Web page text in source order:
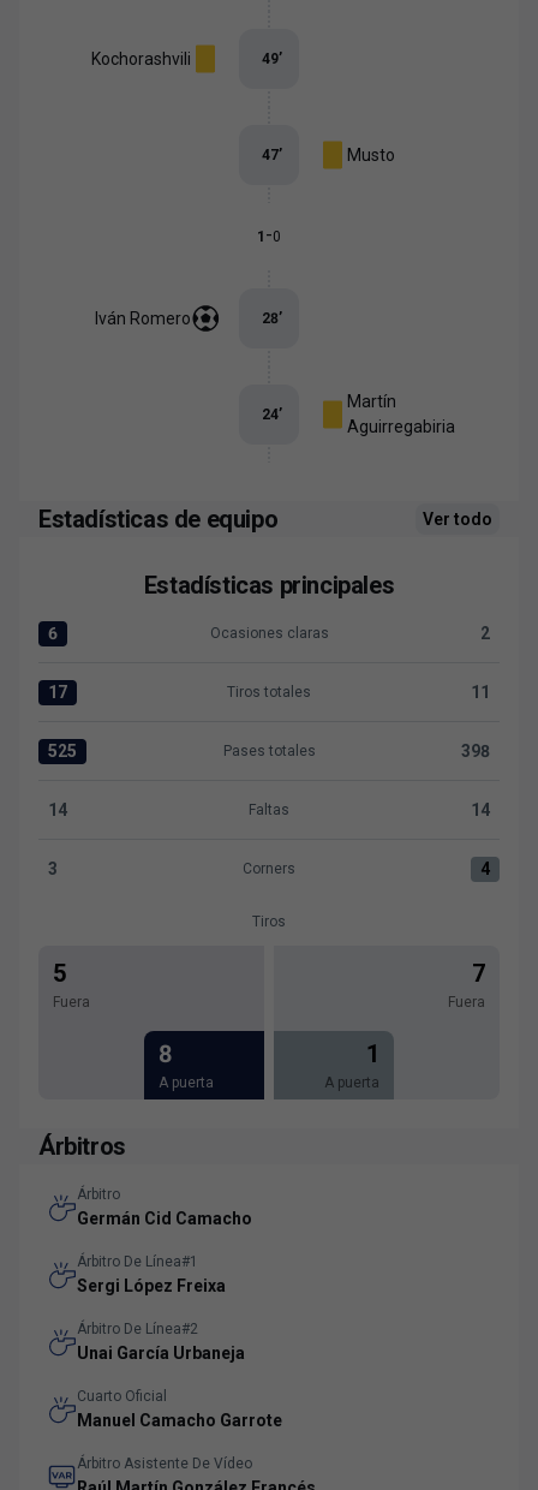
Kochorashvili 49’
Musto
47’
1 -0
Iván Romero 28’
Martín
Aguirregabiria
24’
Estadísticas de equipo Ver todo
Estadísticas principales
Ocasiones claras:Levante UD 6 versus FC Cartagena 2
6 Ocasiones claras 2
Tiros totales:Levante UD 17 versus FC Cartagena 11
17 Tiros totales 11
Pases totales:Levante UD 525 versus FC Cartagena 398
525 Pases totales 398
Faltas:Levante UD 14 versus FC Cartagena 14
14 Faltas 14
Corners:Levante UD 3 versus FC Cartagena 4
3 Corners 4
Tiros
5
Fuera
8
A puerta
7
Fuera
1
A puerta
Árbitros
Árbitro
Germán Cid Camacho
Árbitro De Línea#1
Sergi López Freixa
Árbitro De Línea#2
Unai García Urbaneja
Cuarto Oficial
Manuel Camacho Garrote
Árbitro Asistente De Vídeo